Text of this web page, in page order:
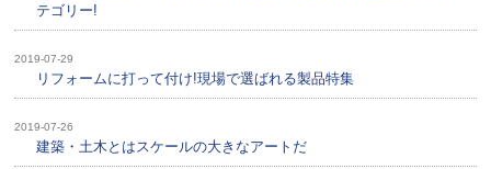
テゴリー!
2019-07-29
リフォームに打って付け!現場で選ばれる製品特集
2019-07-26
建築・土木とはスケールの大きなアートだ